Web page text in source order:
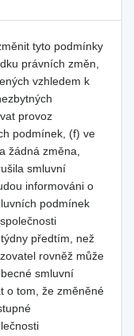
tyto podmínky
právních změn,
vzhledem k
provoz
podmínek, (f) ve
žádná změna,
smluvní
informováni o
podmínek
předtím, než
rovněž může
smluvní
o tom, že změněné